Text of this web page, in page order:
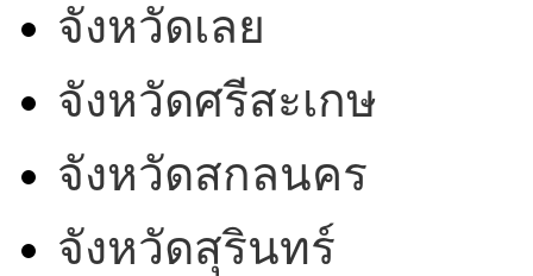
จังหวัดเลย
จังหวัดศรีสะเกษ
จังหวัดสกลนคร
จังหวัดสุรินทร์